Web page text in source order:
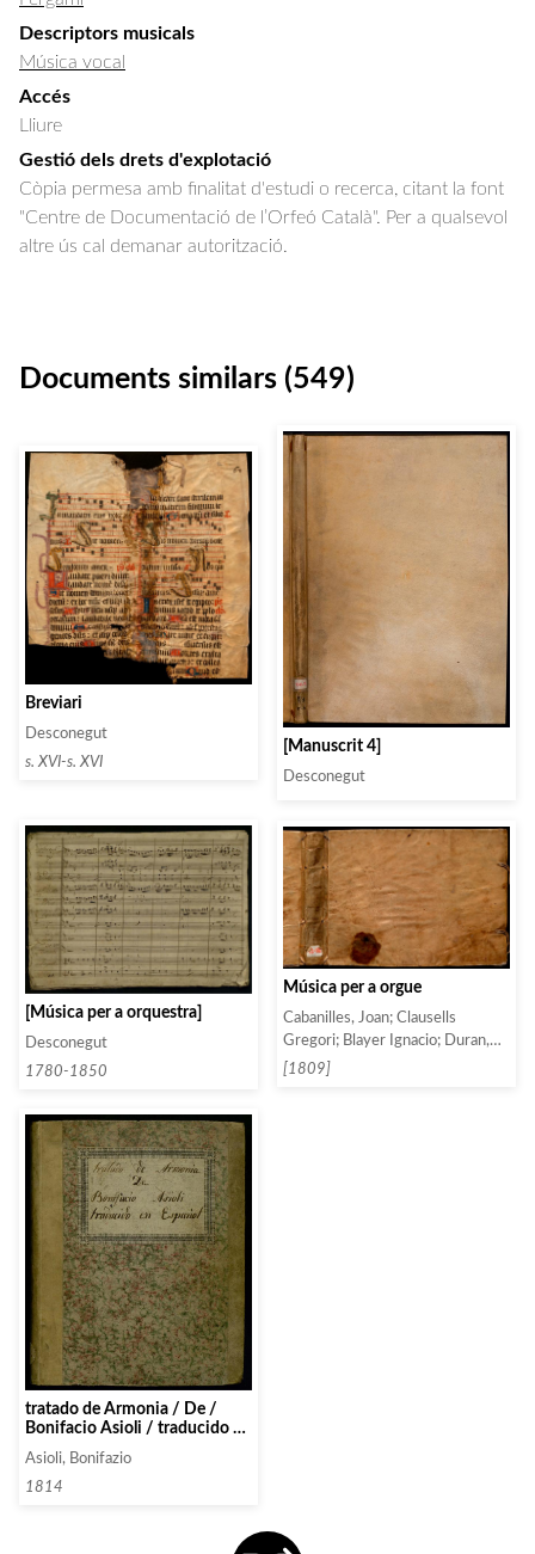
Descriptors musicals
Música vocal
Accés
Lliure
Gestió dels drets d'explotació
Còpia permesa amb finalitat d'estudi o recerca, citant la font
"Centre de Documentació de l’Orfeó Català". Per a qualsevol
altre ús cal demanar autorització.
Documents similars (549)
Breviari
Desconegut
s. XVI-s. XVI
[Manuscrit 4]
Desconegut
[Música per a orquestra]
Desconegut
1780-1850
Música per a orgue
Cabanilles, Joan; Clausells
Gregori; Blayer Ignacio; Duran,
Manuel
[1809]
tratado de Armonia / De /
Bonifacio Asioli / traducido en
Español
Asioli, Bonifazio
1814